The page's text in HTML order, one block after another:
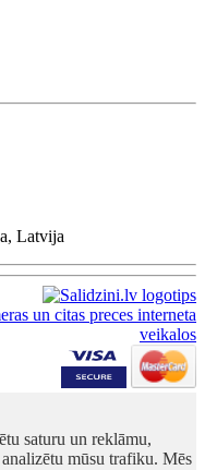
Latvija
saturu un reklāmu,
mūsu trafiku. Mēs